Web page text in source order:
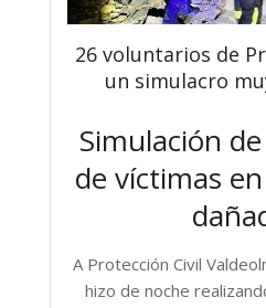
26 voluntarios de
un simulacro
Simulación
de víctimas
A Protección Civil
hizo de noche